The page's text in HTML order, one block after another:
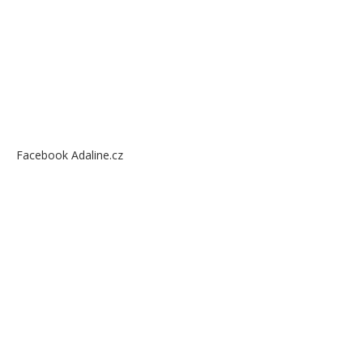
Facebook Adaline.cz